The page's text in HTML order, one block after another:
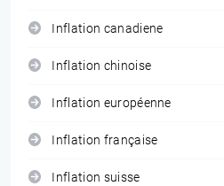
Inflation canadiene
Inflation chinoise
Inflation européenne
Inflation française
Inflation suisse